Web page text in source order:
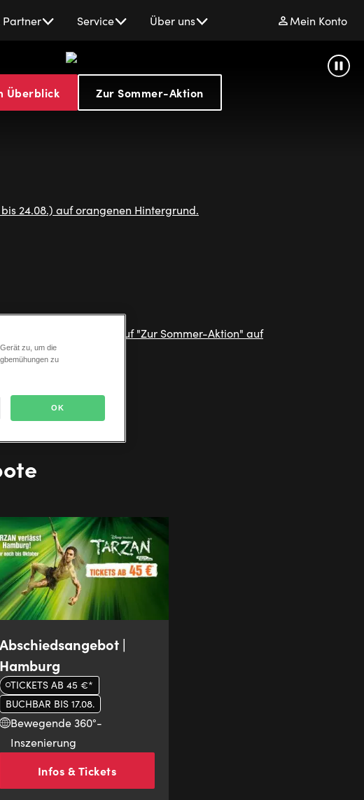
Partner Service Über uns Mein Konto
Stage
&
Überblick Zur Sommer-Aktion
Abschiedsangebot |
Hamburg
TICKETS AB 45 €*
BUCHBAR BIS 17.08.
Bewegende 360°-
Inszenierung
Infos & Tickets
zu, um die
zu
OK